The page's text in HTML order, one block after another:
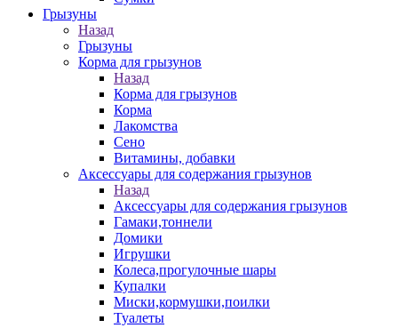
Грызуны
Назад
Грызуны
Корма для грызунов
Назад
Корма для грызунов
Корма
Лакомства
Сено
Витамины, добавки
Аксессуары для содержания грызунов
Назад
Аксессуары для содержания грызунов
Гамаки,тоннели
Домики
Игрушки
Колеса,прогулочные шары
Купалки
Миски,кормушки,поилки
Туалеты